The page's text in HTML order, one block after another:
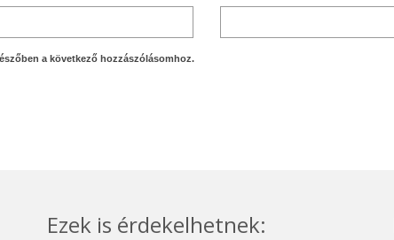
a következő hozzászólásomhoz.
Ezek is érdekelhetnek: